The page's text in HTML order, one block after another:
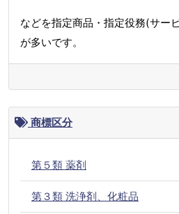
などを指定商品・指定役務(サー
が多いです。
商標区分
第５類 薬剤
第３類 洗浄剤、化粧品